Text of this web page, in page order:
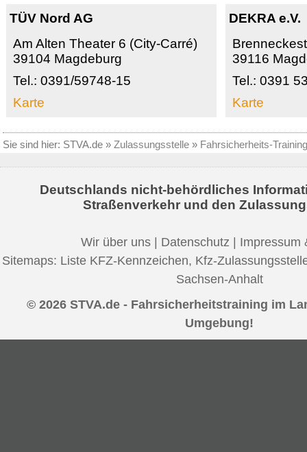
TÜV Nord AG
Am Alten Theater 6 (City-Carré)
39104 Magdeburg
Tel.: 0391/59748-15
Karte
DEKRA e.V.
39116
Tel.: 0391
Karte
Sie sind hier: STVA.de » Zulassungsstelle » Fahrsicherheits-
Deutschlands nicht-behördliches
Straßenverkehr und den
Wir über uns | Datenschutz | Impressum
Sitemaps: Liste KFZ-Kennzeichen, Kfz-
Sachsen-Anhalt
© 2026 STVA.de - Fahrsicherheitstraining im
Umgebung!